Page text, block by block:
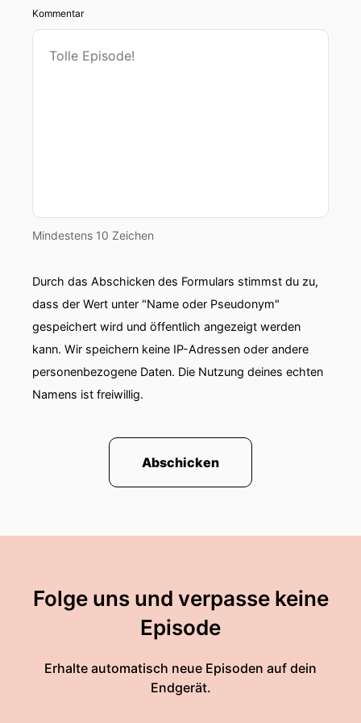
Kommentar
Mindestens 10 Zeichen
Durch das Abschicken des Formulars stimmst du zu,
dass der Wert unter "Name oder Pseudonym"
gespeichert wird und öffentlich angezeigt werden
kann. Wir speichern keine IP-Adressen oder andere
personenbezogene Daten. Die Nutzung deines echten
Namens ist freiwillig.
Abschicken
Folge uns und verpasse keine
Episode
Erhalte automatisch neue Episoden auf dein
Endgerät.